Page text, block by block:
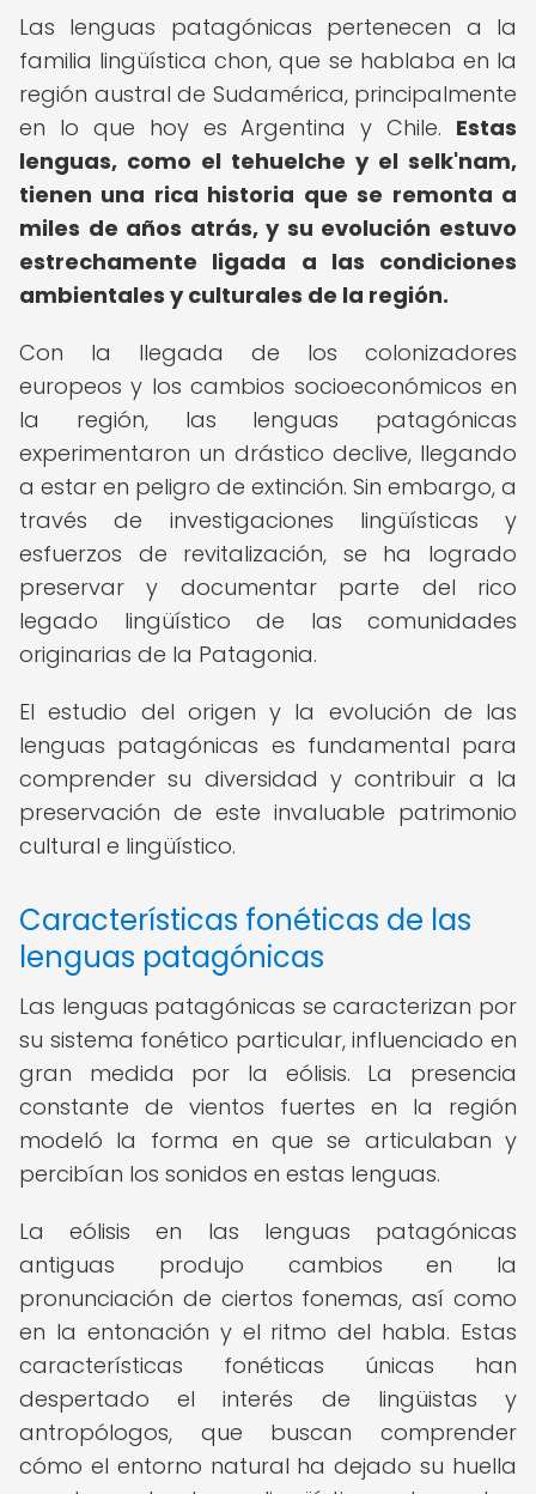
Las lenguas patagónicas pertenecen a la
familia lingüística chon, que se hablaba en la
región austral de Sudamérica, principalmente
en lo que hoy es Argentina y Chile. Estas
lenguas, como el tehuelche y el selk'nam,
tienen una rica historia que se remonta a
miles de años atrás, y su evolución estuvo
estrechamente ligada a las condiciones
ambientales y culturales de la región.
Con la llegada de los colonizadores
europeos y los cambios socioeconómicos en
la región, las lenguas patagónicas
experimentaron un drástico declive, llegando
a estar en peligro de extinción. Sin embargo, a
través de investigaciones lingüísticas y
esfuerzos de revitalización, se ha logrado
preservar y documentar parte del rico
legado lingüístico de las comunidades
originarias de la Patagonia.
El estudio del origen y la evolución de las
lenguas patagónicas es fundamental para
comprender su diversidad y contribuir a la
preservación de este invaluable patrimonio
cultural e lingüístico.
Características fonéticas de las
lenguas patagónicas
Las lenguas patagónicas se caracterizan por
su sistema fonético particular, influenciado en
gran medida por la eólisis. La presencia
constante de vientos fuertes en la región
modeló la forma en que se articulaban y
percibían los sonidos en estas lenguas.
La eólisis en las lenguas patagónicas
antiguas produjo cambios en la
pronunciación de ciertos fonemas, así como
en la entonación y el ritmo del habla. Estas
características fonéticas únicas han
despertado el interés de lingüistas y
antropólogos, que buscan comprender
cómo el entorno natural ha dejado su huella